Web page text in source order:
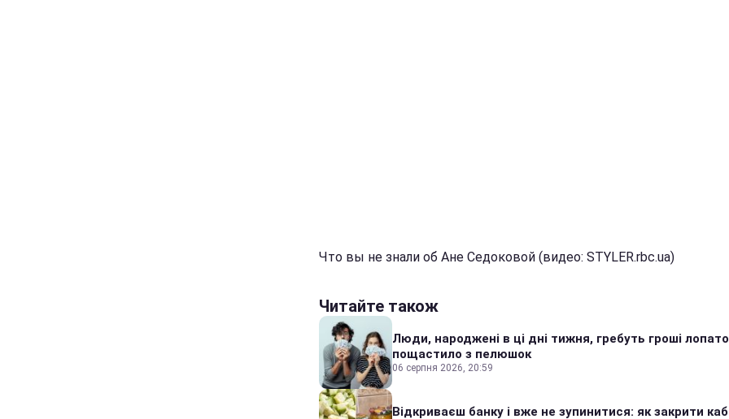
Что вы не знали об Ане Седоковой (видео: STYLER.rbc.ua)
Читайте також
Люди, народжені в ці дні тижня, гребуть гроші
пощастило з пелюшок
06 серпня 2026, 20:59
Відкриваєш банку і вже не зупинитися: як закрити